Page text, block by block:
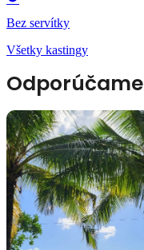
Bez servítky
Všetky kastingy
Odporúčame